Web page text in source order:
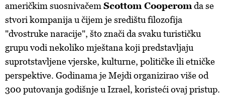
američkim suosnivačem Scottom Cooperomda se
stvori kompanija u čijem je središtu filozofija
"dvostruke naracije", što znači da svaku turističku
grupu vodi nekoliko mještana koji predstavljaju
suprotstavljene vjerske, kulturne, političke ili etničke
perspektive. Godinama je Mejdi organizirao više od
300 putovanja godišnje u Izrael, koristeći ovaj pristup.